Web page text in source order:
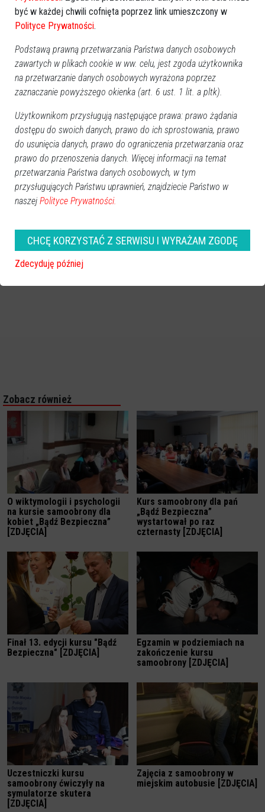
zobacz więcej zdjęć
Zobacz również
O wiktymologii i psychologii
na kursie samoobrony dla
kobiet „Bądź Bezpieczna”
[ZDJĘCIA]
Kurs samoobrony dla pań
„Bądź Bezpieczna”
wystartował po raz
czternasty [ZDJĘCIA]
Finał 13. edycji kursu "Bądź
Bezpieczna" [ZDJĘCIA]
Egzamin w podziemiach na
zakończenie kursu
samoobrony [ZDJĘCIA]
Uczestniczki kursu
samoobrony ćwiczyły na
symulatorze skutera
[ZDJĘCIA]
Zajęcia z samoobrony w
miejskim autobusie [ZDJĘCIA]
być w każdej chwili cofnięta poprzez link umieszczony w
Polityce Prywatności.
Podstawą prawną przetwarzania Państwa danych osobowych
zawartych w plikach cookie w ww. celu, jest zgoda użytkownika
na przetwarzanie danych osobowych wyrażona poprzez
zaznaczanie powyższego okienka (art. 6 ust. 1 lit. a pltk).
Użytkownikom przysługują następujące prawa: prawo żądania
dostępu do swoich danych, prawo do ich sprostowania, prawo
do usunięcia danych, prawo do ograniczenia przetwarzania oraz
prawo do przenoszenia danych. Więcej informacji na temat
przetwarzania Państwa danych osobowych, w tym
przysługujących Państwu uprawnień, znajdziecie Państwo w
naszej Polityce Prywatności.
CHCĘ KORZYSTAĆ Z SERWISU I WYRAŻAM ZGODĘ
Zdecyduję później